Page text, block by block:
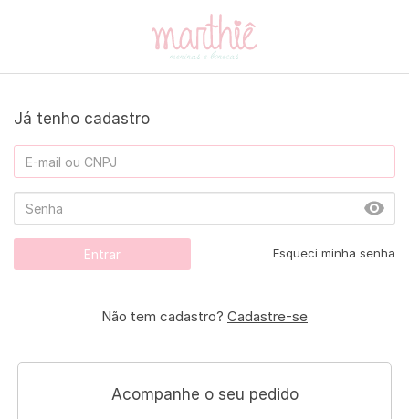
Já tenho cadastro
Entrar Esqueci minha senha
Não tem cadastro? Cadastre-se
Acompanhe o seu pedido